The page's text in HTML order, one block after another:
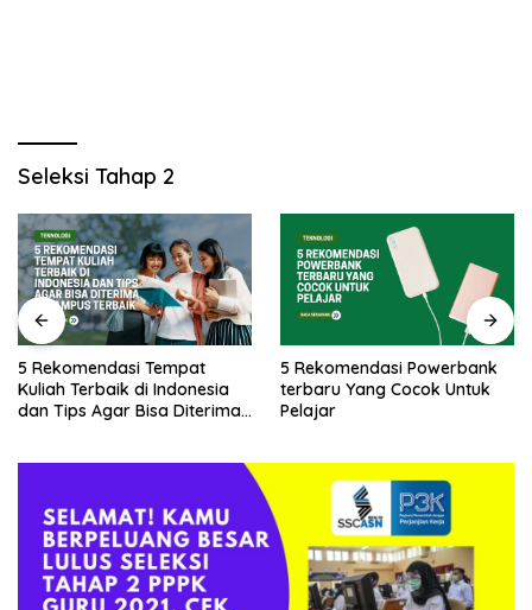
Seleksi Tahap 2
5 Rekomendasi Tempat
Kuliah Terbaik di Indonesia
dan Tips Agar Bisa Diterima
5 Rekomendasi Powerbank
terbaru Yang Cocok Untuk
Pelajar